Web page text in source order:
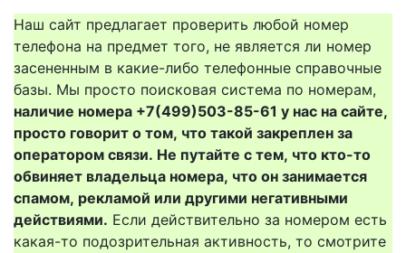
Наш сайт предлагает проверить любой номер
телефона на предмет того, не является ли номер
засененным в какие-либо телефонные справочные
базы. Мы просто поисковая система по номерам,
наличие номера +7(499)503-85-61 у нас на сайте,
просто говорит о том, что такой закреплен за
оператором связи. Не путайте с тем, что кто-то
обвиняет владельца номера, что он занимается
спамом, рекламой или другими негативными
действиями. Если действительно за номером есть
какая-то подозрительная активность, то смотрите